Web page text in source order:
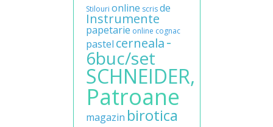
Stilouri online scris de
Instrumente
papetarie online cognac
pastel cerneala-
6buc/set
SCHNEIDER,
Patroane
magazin birotica